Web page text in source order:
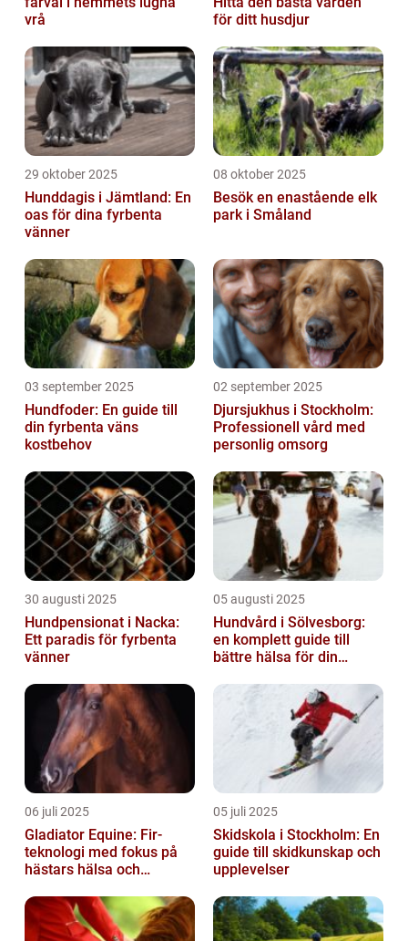
vrå
för ditt husdjur
29 oktober 2025
Hunddagis i Jämtland: En
oas för dina fyrbenta
vänner
08 oktober 2025
Besök en enastående elk
park i Småland
03 september 2025
Hundfoder: En guide till
din fyrbenta väns
kostbehov
02 september 2025
Djursjukhus i Stockholm:
Professionell vård med
personlig omsorg
30 augusti 2025
Hundpensionat i Nacka:
Ett paradis för fyrbenta
vänner
05 augusti 2025
Hundvård i Sölvesborg:
en komplett guide till
bättre hälsa för din
06 juli 2025
Gladiator Equine: Fir-
teknologi med fokus på
hästars hälsa och
05 juli 2025
Skidskola i Stockholm: En
guide till skidkunskap och
upplevelser